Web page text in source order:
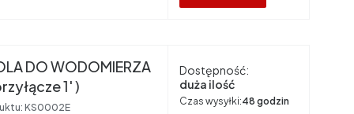
DO WODOMIERZA
1' )
KS0002E
Dostępność:
duża ilość
Czas wysyłki:48 godzin